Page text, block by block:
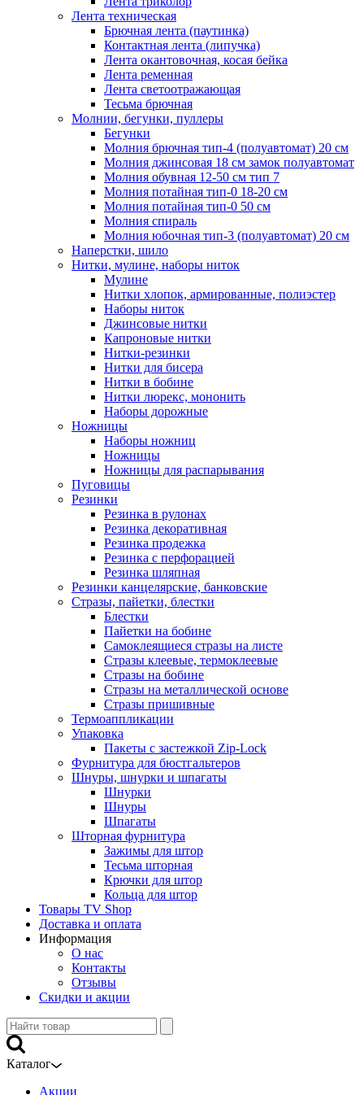
Лента техническая
Брючная лента (паутинка)
Контактная лента (липучка)
Лента окантовочная, косая бейка
Лента ременная
Лента светоотражающая
Тесьма брючная
Молнии, бегунки, пуллеры
Бегунки
Молния брючная тип-4 (полуавтомат) 20 см
Молния джинсовая 18 см замок полуавтомат
Молния обувная 12-50 см тип 7
Молния потайная тип-0 18-20 см
Молния потайная тип-0 50 см
Молния спираль
Молния юбочная тип-3 (полуавтомат) 20 см
Наперстки, шило
Нитки, мулине, наборы ниток
Мулине
Нитки хлопок, армированные, полиэстер
Наборы ниток
Джинсовые нитки
Капроновые нитки
Нитки-резинки
Нитки для бисера
Нитки в бобине
Нитки люрекс, мононить
Наборы дорожные
Ножницы
Наборы ножниц
Ножницы
Ножницы для распарывания
Пуговицы
Резинки
Резинка в рулонах
Резинка декоративная
Резинка продежка
Резинка с перфорацией
Резинка шляпная
Резинки канцелярские, банковские
Стразы, пайетки, блестки
Блестки
Пайетки на бобине
Самоклеящиеся стразы на листе
Стразы клеевые, термоклеевые
Стразы на бобине
Стразы на металлической основе
Стразы пришивные
Термоаппликации
Упаковка
Пакеты с застежкой Zip-Lock
Фурнитура для бюстгальтеров
Шнуры, шнурки и шпагаты
Шнурки
Шнуры
Шпагаты
Шторная фурнитура
Зажимы для штор
Тесьма шторная
Крючки для штор
Кольца для штор
Товары TV Shop
Доставка и оплата
Информация
О нас
Контакты
Отзывы
Скидки и акции
Каталог
Акции